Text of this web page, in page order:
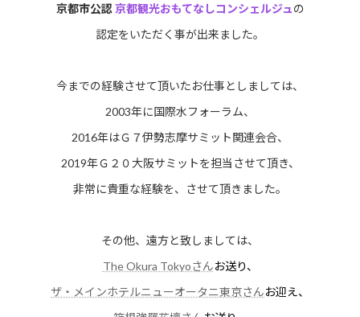
京都市公認 京都観光おもてなしコンシェルジュの
認定をいただく事が出来ました。
今までの経験させて頂いたお仕事としましては、
2003年に国際水フォーラム、
2016年はＧ７伊勢志摩サミット関連会合、
2019年Ｇ２０大阪サミットを担当させて頂き、
非常に貴重な経験を、させて頂きました。
その他、遠方と致しましては、
The Okura Tokyoさんお送り、
ザ・メインホテルニューオータニ東京さんお迎え、